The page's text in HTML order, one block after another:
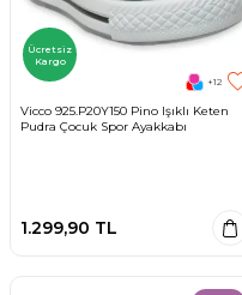
Ücretsiz
Kargo
+12
Vicco 925.P20Y150 Pino Işıklı Keten
Pudra Çocuk Spor Ayakkabı
1.299,90 TL